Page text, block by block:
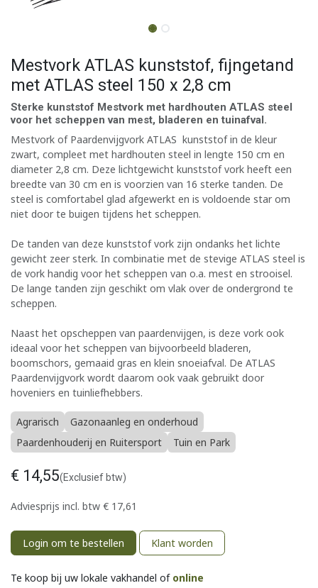
Mestvork ATLAS kunststof, fijngetand
met ATLAS steel 150 x 2,8 cm
Sterke kunststof Mestvork met hardhouten ATLAS steel
voor het scheppen van mest, bladeren en tuinafval.
Mestvork of Paardenvijgvork ATLAS kunststof in de kleur
zwart, compleet met hardhouten steel in lengte 150 cm en
diameter 2,8 cm. Deze lichtgewicht kunststof vork heeft een
breedte van 30 cm en is voorzien van 16 sterke tanden. De
steel is comfortabel glad afgewerkt en is voldoende star om
niet door te buigen tijdens het scheppen.
De tanden van deze kunststof vork zijn ondanks het lichte
gewicht zeer sterk. In combinatie met de stevige ATLAS steel is
de vork handig voor het scheppen van o.a. mest en strooisel.
De lange tanden zijn geschikt om vlak over de ondergrond te
scheppen.
Naast het opscheppen van paardenvijgen, is deze vork ook
ideaal voor het scheppen van bijvoorbeeld bladeren,
boomschors, gemaaid gras en klein snoeiafval. De ATLAS
Paardenvijgvork wordt daarom ook vaak gebruikt door
hoveniers en tuinliefhebbers.
Agrarisch
Gazonaanleg en onderhoud
Paardenhouderij en Ruitersport
Tuin en Park
€ 14,55(Exclusief btw)
Adviesprijs incl. btw € 17,61
Login om te bestellen Klant worden
Te koop bij uw lokale vakhandel of online